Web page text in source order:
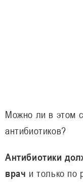
Можно ли в этом
антибиотиков?
Антибиотики
врач и только по